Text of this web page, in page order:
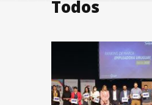
Todos